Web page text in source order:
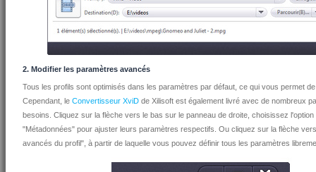
2. Modifier les paramètres avancés
Tous les profils sont optimisés dans les paramètres par défaut, ce qui vous permet
Cependant, le Convertisseur XviD de Xilisoft est également livré avec de nombreux
besoins. Cliquez sur la flèche vers le bas sur le panneau de droite, choisissez
"Métadonnées" pour ajuster leurs paramètres respectifs. Ou cliquez sur la flèche
avancés du profil", à partir de laquelle vous pouvez définir tous les paramètres